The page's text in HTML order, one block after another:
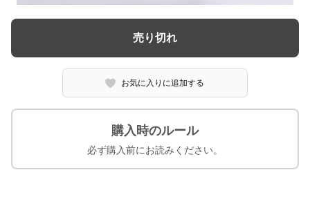
売り切れ
お気に入りに追加する
購入時のルール
必ず購入前にお読みください。